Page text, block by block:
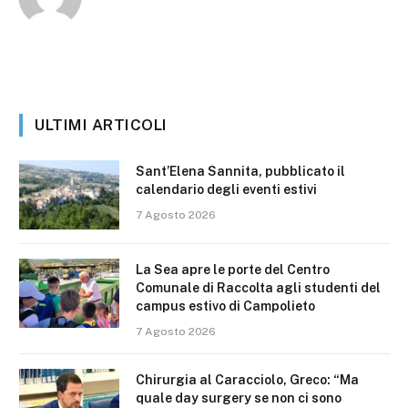
ULTIMI ARTICOLI
Sant’Elena Sannita, pubblicato il
calendario degli eventi estivi
7 Agosto 2026
La Sea apre le porte del Centro
Comunale di Raccolta agli studenti del
campus estivo di Campolieto
7 Agosto 2026
Chirurgia al Caracciolo, Greco: “Ma
quale day surgery se non ci sono